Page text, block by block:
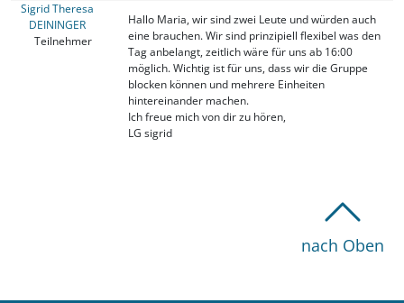
Sigrid Theresa
DEININGER
Teilnehmer
Hallo Maria, wir sind zwei Leute und würden auch
eine brauchen. Wir sind prinzipiell flexibel was den
Tag anbelangt, zeitlich wäre für uns ab 16:00
möglich. Wichtig ist für uns, dass wir die Gruppe
blocken können und mehrere Einheiten
hintereinander machen.
Ich freue mich von dir zu hören,
LG sigrid
nach Oben